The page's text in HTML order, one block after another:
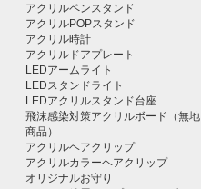
アクリルペンスタンド
アクリルPOPスタンド
アクリル時計
アクリルドアプレート
LEDアームライト
LEDスタンドライト
LEDアクリルスタンド台座
飛沫感染対策アクリルボード（無地
商品）
アクリルヘアクリップ
アクリルカラーヘアクリップ
オリジナルお守り